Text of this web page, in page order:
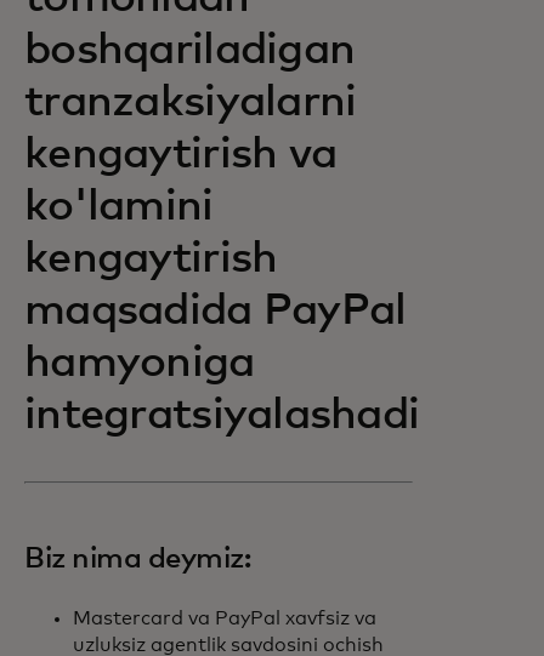
boshqariladigan
tranzaksiyalarni
kengaytirish va
ko'lamini
kengaytirish
maqsadida PayPal
hamyoniga
integratsiyalashadi
Biz nima deymiz:
Mastercard va PayPal xavfsiz va
uzluksiz agentlik savdosini ochish